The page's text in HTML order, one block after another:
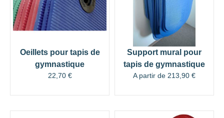
Oeillets pour tapis de
gymnastique
22,70 €
Support mural pour
tapis de gymnastique
A partir de 213,90 €